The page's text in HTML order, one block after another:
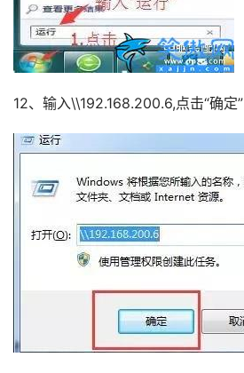
12、输入\\192.168.200.6,点击“确定”